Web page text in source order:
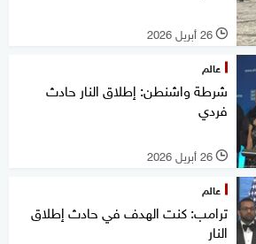
l 26 أبريل 2026
عالم
شرطة واشنطن: إطلاق النار حادث
فردي
l 26 أبريل 2026
عالم
ترامب: كنت الهدف في حادث إطلاق
النار